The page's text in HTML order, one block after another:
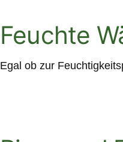
Feuchte
Egal ob zur